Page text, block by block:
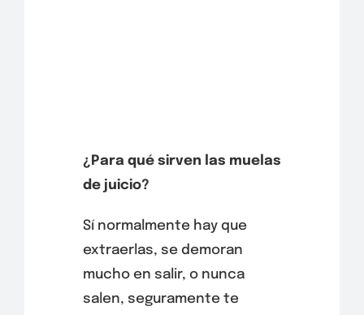
¿Para qué sirven las muelas
de juicio?
Sí normalmente hay que
extraerlas, se demoran
mucho en salir, o nunca
salen, seguramente te